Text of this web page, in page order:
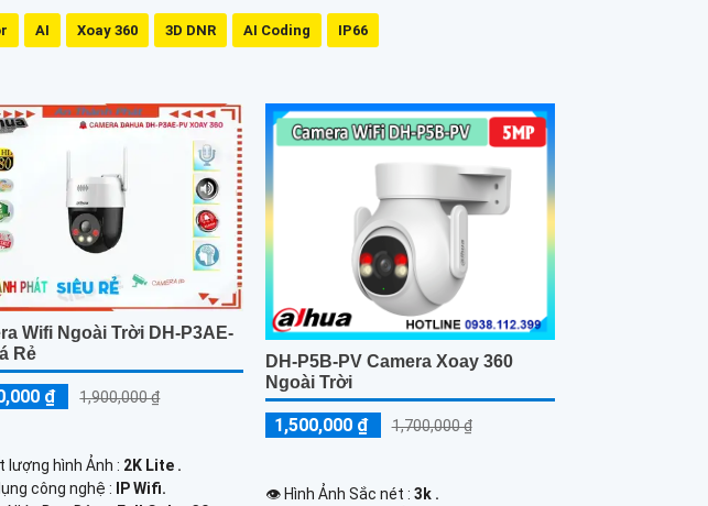
AI Xoay 360 3D DNR AI Coding IP66
Wifi Ngoài Trời DH-P3AE-
Rẻ
₫ 1,900,000 ₫
lượng hình Ảnh : 2K Lite .
công nghệ :
IP Wifi.
DH-P5B-PV Camera Xoay 360
Ngoài Trời
1,500,000 ₫ 1,700,000 ₫
👁 Hình Ảnh Sắc nét : 3k .